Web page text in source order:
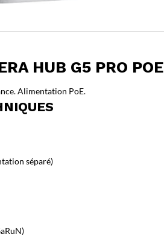
HUB G5 PRO POE
Alimentation PoE.
séparé)